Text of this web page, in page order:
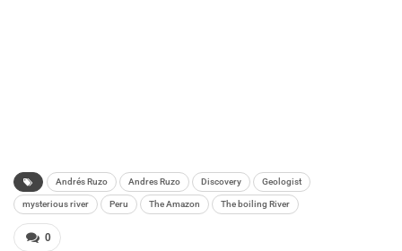
Andrés Ruzo Andres Ruzo Discovery Geologist
mysterious river Peru The Amazon The boiling River
0